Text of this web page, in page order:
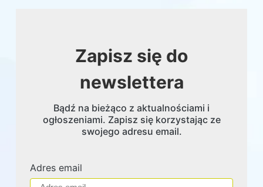
Zapisz się do
newslettera
Bądź na bieżąco z aktualnościami i
ogłoszeniami. Zapisz się korzystając ze
swojego adresu email.
Adres email